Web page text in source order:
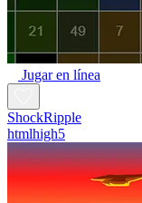
Jugar en línea
ShockRipple
htmlhigh5